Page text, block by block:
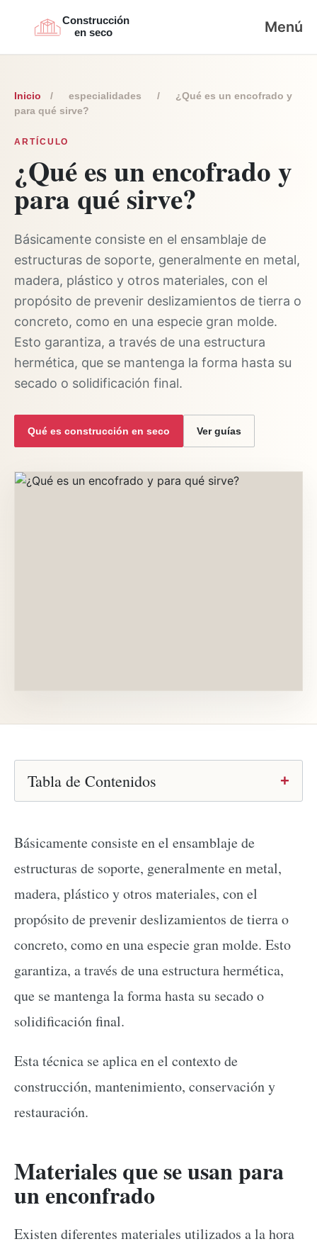
Menú
Inicio / especialidades /
¿Qué es un encofrado y
para qué sirve?
ARTÍCULO
¿Qué es un encofrado y
para qué sirve?
Básicamente consiste en el ensamblaje de
estructuras de soporte, generalmente en metal,
madera, plástico y otros materiales, con el
propósito de prevenir deslizamientos de tierra o
concreto, como en una especie gran molde.
Esto garantiza, a través de una estructura
hermética, que se mantenga la forma hasta su
secado o solidificación final.
Qué es construcción en seco Ver guías
Tabla de Contenidos
Básicamente consiste en el ensamblaje de
estructuras de soporte, generalmente en metal,
madera, plástico y otros materiales, con el
propósito de prevenir deslizamientos de tierra o
concreto, como en una especie gran molde. Esto
garantiza, a través de una estructura hermética,
que se mantenga la forma hasta su secado o
solidificación final.
Esta técnica se aplica en el contexto de
construcción, mantenimiento, conservación y
restauración.
Materiales que se usan para
un enconfrado
Existen diferentes materiales utilizados a la hora